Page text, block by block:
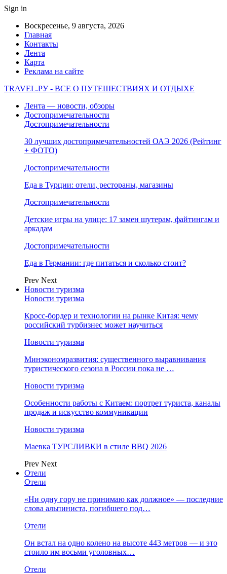
Sign in
Воскресенье, 9 августа, 2026
Главная
Контакты
Лента
Карта
Реклама на сайте
TRAVEL.РУ - ВСЕ О ПУТЕШЕСТВИЯХ И ОТДЫХЕ
Лента — новости, обзоры
Достопримечательности
Достопримечательности
30 лучших достопримечательностей ОАЭ 2026 (Рейтинг
+ ФОТО)
Достопримечательности
Еда в Турции: отели, рестораны, магазины
Достопримечательности
Детские игры на улице: 17 замен шутерам, файтингам и
аркадам
Достопримечательности
Еда в Германии: где питаться и сколько стоит?
Prev Next
Новости туризма
Новости туризма
Кросс-бордер и технологии на рынке Китая: чему
российский турбизнес может научиться
Новости туризма
Минэкономразвития: существенного выравнивания
туристического сезона в России пока не …
Новости туризма
Особенности работы с Китаем: портрет туриста, каналы
продаж и искусство коммуникации
Новости туризма
Маевка ТУРСЛИВКИ в стиле BBQ 2026
Prev Next
Отели
Отели
«Ни одну гору не принимаю как должное» — последние
слова альпиниста, погибшего под…
Отели
Он встал на одно колено на высоте 443 метров — и это
стоило им восьми уголовных…
Отели